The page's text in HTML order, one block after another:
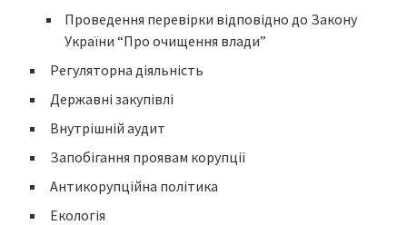
Проведення перевірки відповідно до Закону
України “Про очищення влади”
Регуляторна діяльність
Державні закупівлі
Внутрішній аудит
Запобігання проявам корупції
Антикорупційна політика
Екологія